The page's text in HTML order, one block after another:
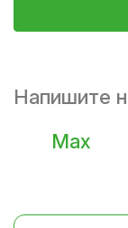
Напишите
Max